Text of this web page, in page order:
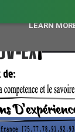
LEARN